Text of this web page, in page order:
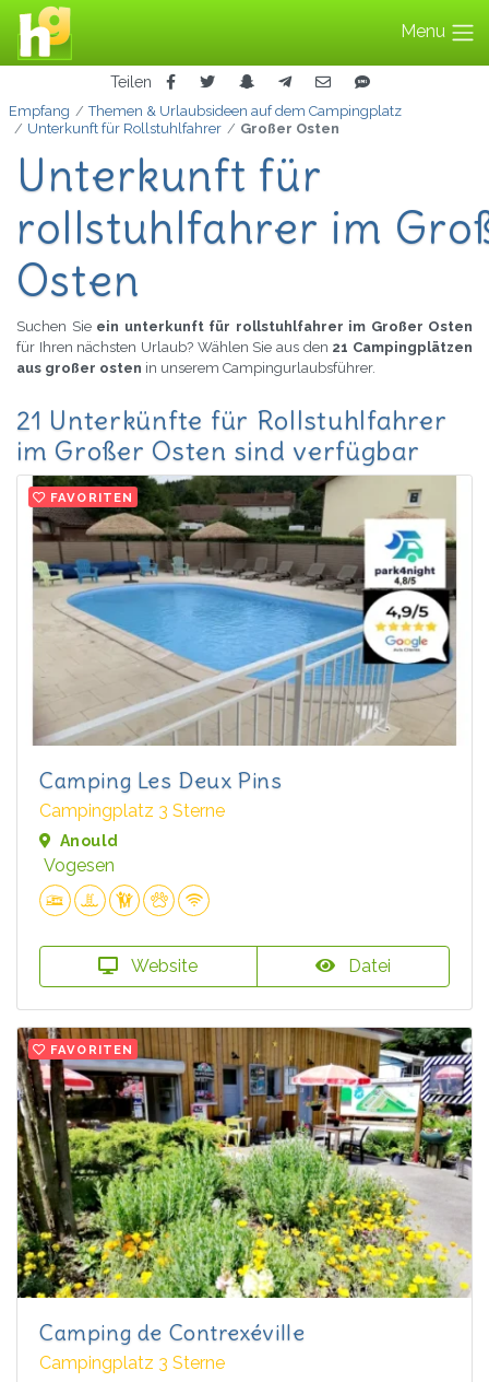
Menu
Teilen
Empfang
Themen & Urlaubsideen auf dem Campingplatz
Unterkunft für Rollstuhlfahrer
Großer Osten
Unterkunft für
rollstuhlfahrer im
Osten
Suchen Sie ein unterkunft für rollstuhlfahrer im Großer Osten
für Ihren nächsten Urlaub? Wählen Sie aus den 21 Campingplätzen
aus großer osten in unserem Campingurlaubsführer.
21 Unterkünfte für Rollstuhlfahrer
im Großer Osten sind verfügbar
FAVORITEN
Camping Les Deux Pins
Campingplatz 3 Sterne
Anould
Vogesen
Website Datei
FAVORITEN
Camping de Contrexéville
Campingplatz 3 Sterne